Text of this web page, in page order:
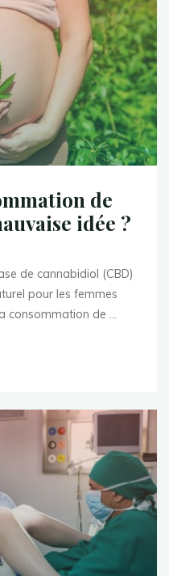
de
idée ?
de cannabidiol (CBD)
pour les femmes
consommation de …